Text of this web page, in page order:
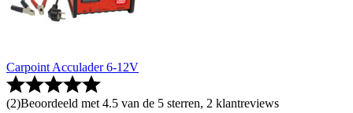
Carpoint Acculader 6-12V
(2)Beoordeeld met 4.5 van de 5 sterren, 2 klantreviews